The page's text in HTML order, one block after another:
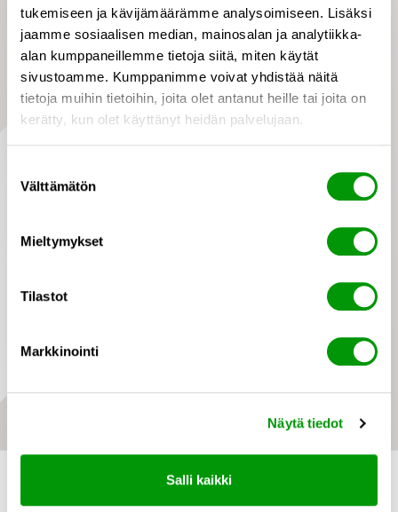
tukemiseen ja kävijämäärämme analysoimiseen. Lisäksi
jaamme sosiaalisen median, mainosalan ja analytiikka-
alan kumppaneillemme tietoja siitä, miten käytät
sivustoamme. Kumppanimme voivat yhdistää näitä
tietoja muihin tietoihin, joita olet antanut heille tai joita on
kerätty, kun olet käyttänyt heidän palvelujaan.
valinta
Välttämätön
Mieltymykset
Tilastot
Markkinointi
Näytä tiedot
Salli kaikki
3
Support som finns med i
Vårt supportteam hjälper er även efter
införandet och känner till maskinverkstädernas
verksamhetsmiljö. Vi erbjuder support på
Boka en demo idag